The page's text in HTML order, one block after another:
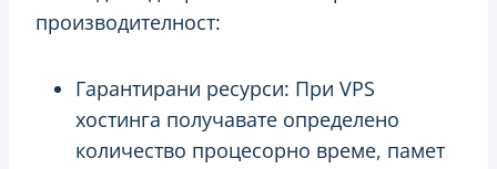
производителност:
Гарантирани ресурси: При VPS
хостинга получавате определено
количество процесорно време, памет